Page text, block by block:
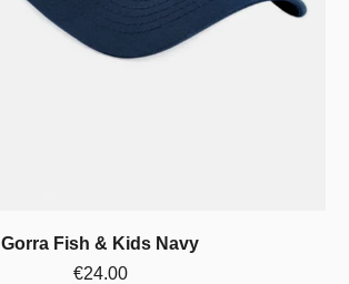
Gorra Fish & Kids Navy
€24.00